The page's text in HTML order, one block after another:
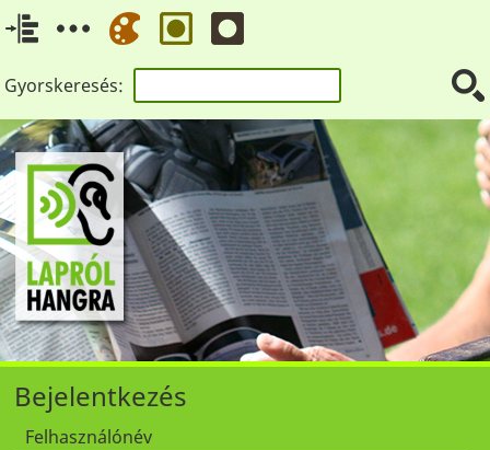
Gyorskeresés:
Bejelentkezés
Felhasználónév